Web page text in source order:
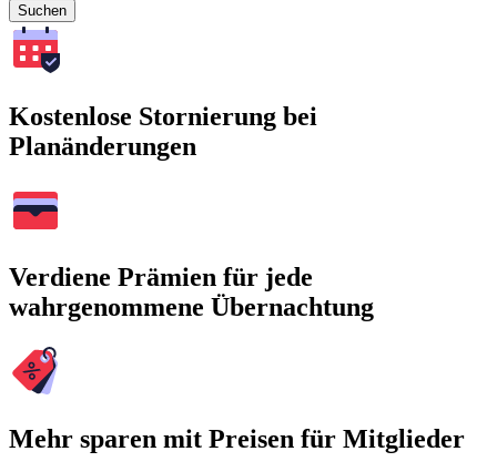
Suchen
Kostenlose Stornierung bei
Planänderungen
Verdiene Prämien für jede
wahrgenommene Übernachtung
Mehr sparen mit Preisen für Mitglieder